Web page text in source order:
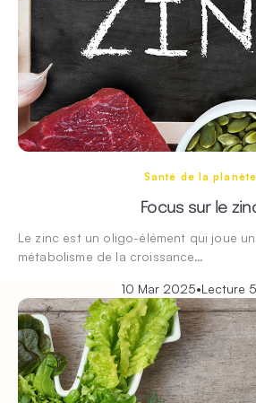
Santé de la planète
Focus sur le
Le zinc est un oligo-élément qui joue
métabolisme de la croissance…
10 Mar 2025•Lecture